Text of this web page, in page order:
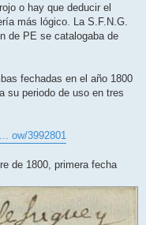
o hay que deducir el
más lógico. La S.F.N.G.
de PE se catalogaba de
fechadas en el año 1800
su periodo de uso en tres
ow/3992801
de 1800, primera fecha